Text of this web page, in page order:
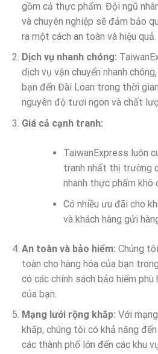
gồm cả thực phẩm. Đội ngũ
và chuyên nghiệp sẽ đảm bảo
ra một cách an toàn và hiệu quả.
Dịch vụ nhanh chóng:
dịch vụ vận chuyển nhanh
bạn đến Đài Loan trong thời
nguyên độ tươi ngon và chất
Giá cả cạnh tranh:
TaiwanExpress luôn
tranh nhất thị trường
nhanh thực phẩm khô
Có nhiều ưu đãi cho
và khách hàng gửi
An toàn và bảo hiểm: Chúng
toàn cho hàng hóa của bạn
có các chính sách bảo hiểm
của bạn.
Mạng lưới rộng khắp: Với
khắp, chúng tôi có khả năng
các thành phố lớn đến các khu